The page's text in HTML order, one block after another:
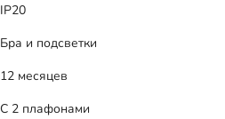
IP20
Бра и подсветки
12 месяцев
С 2 плафонами